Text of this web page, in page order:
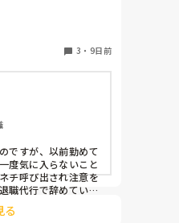
3 ・ 9日前
ですが、以前勤めて
度気に入らないこと
チ呼び出され注意を
職代行で辞めていっ
ご機嫌取りでサビ残
にできずで、やめた
る